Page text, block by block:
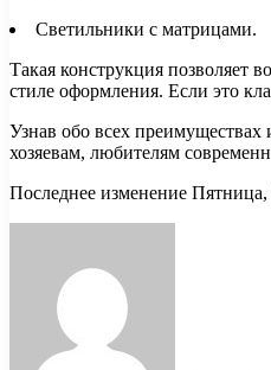
Светильники с матрицами.
Такая конструкция позволяет
стиле оформления. Если это
Узнав обо всех
хозяевам, любителям
Последнее изменение